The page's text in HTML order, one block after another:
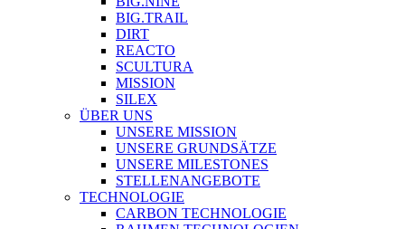
BIG.TRAIL
DIRT
REACTO
SCULTURA
MISSION
SILEX
ÜBER UNS
UNSERE MISSION
UNSERE GRUNDSÄTZE
UNSERE MILESTONES
STELLENANGEBOTE
TECHNOLOGIE
CARBON TECHNOLOGIE